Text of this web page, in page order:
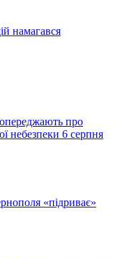
намагався
про
небезпеки 6 серпня
«підриває»